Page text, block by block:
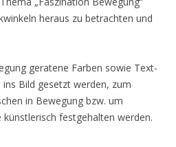
heraus zu betrachten und
geratene Farben sowie Text-
Bild gesetzt werden, zum
in Bewegung bzw. um
festgehalten werden.